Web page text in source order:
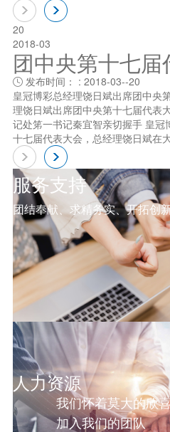
20
2018-03
团中央第十七届
发布时间： : 2018-03--20
皇冠博彩总经理饶日斌出席团中央
理饶日斌出席团中央第十七届代表
记处笫一书记秦宜智亲切握手 皇
十七届代表大会，总经理饶日斌在
服务支持
团结奉献、求精务实、开拓创
人力资源
我们怀着莫大的欣
加入我们的团队